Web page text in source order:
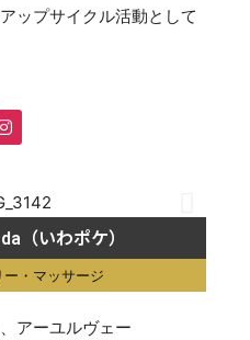
ップサイクル活動として
（いわポケ）
・マッサージ
アーユルヴェー